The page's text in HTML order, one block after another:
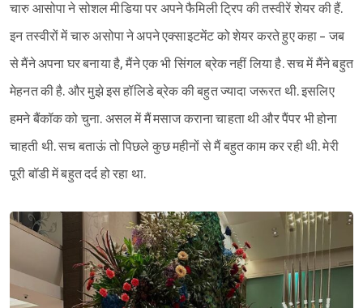
चारु आसोपा ने सोशल मीडिया पर अपने फैमिली ट्रिप की तस्वीरें शेयर की हैं.
इन तस्वीरों में चारु असोपा ने अपने एक्साइटमेंट को शेयर करते हुए कहा - जब
से मैंने अपना घर बनाया है, मैंने एक भी सिंगल ब्रेक नहीं लिया है. सच में मैंने बहुत
मेहनत की है. और मुझे इस हॉलिडे ब्रेक की बहुत ज्यादा जरूरत थी. इसलिए
हमने बैंकॉक को चुना. असल में मैं मसाज कराना चाहता थी और पैंपर भी होना
चाहती थी. सच बताऊं तो पिछले कुछ महीनों से मैं बहुत काम कर रही थी. मेरी
पूरी बॉडी में बहुत दर्द हो रहा था.